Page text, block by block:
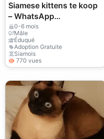
Siamese kittens te koop
– WhatsApp
+33773117748
0-6 mois
Mâle
Éduqué
Adoption Gratuite
Siamois
770 vues